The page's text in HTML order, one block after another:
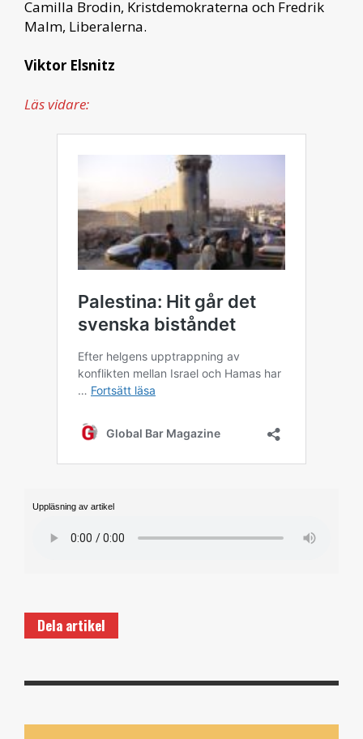
Camilla Brodin, Kristdemokraterna och Fredrik
Malm, Liberalerna.
Viktor Elsnitz
Läs vidare:
Uppläsning av artikel
Dela artikel